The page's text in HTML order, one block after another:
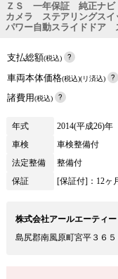
ＺＳ 一年保証 純正ナ
カメラ ステアリングス
パワー自動スライドドア
支払総額(税込)
車両本体価格(税込)(リ済込)
諸費用(税込)
年式 2014(平成26)年
車検
車検整備付
法定整備
整備付
保証
[保証付]：12ヶ
株式会社アールエーティー
島尻郡南風原町宮平３６５